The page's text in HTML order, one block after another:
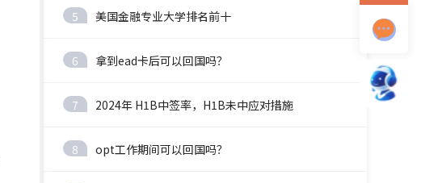
5 美国金融专业大学排名前十
6 拿到ead卡后可以回国吗？
7 2024年 H1B中签率，H1B未中应对措施
8 opt工作期间可以回国吗？